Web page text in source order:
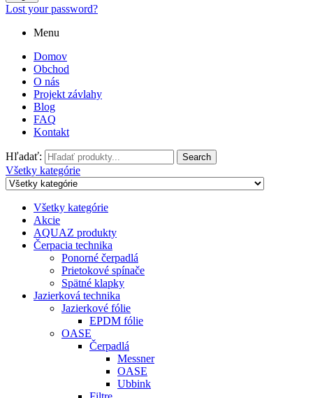
Lost your password?
Menu
Domov
Obchod
O nás
Projekt závlahy
Blog
FAQ
Kontakt
Hľadať: Search
Všetky kategórie
Všetky kategórie
Akcie
AQUAZ produkty
Čerpacia technika
Ponorné čerpadlá
Prietokové spínače
Spätné klapky
Jazierková technika
Jazierkové fólie
EPDM fólie
OASE
Čerpadlá
Messner
OASE
Ubbink